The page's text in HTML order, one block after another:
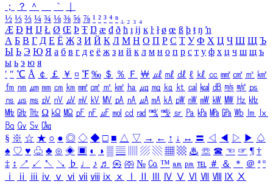
；
？ ＾ ｀
½ ⅓ ⅔ ¼ ¾ ⅛ ⅜ ⅝ ⅞ ¹ ² ³ ⁴ ⁿ ₁ ₂ ₃ ₄
Æ Ð Ħ Ĳ Ł Ø Œ Þ Ŧ Ŋ æ đ ð ħ ı ĳ ĸ ŀ ł ø œ ß þ ŧ ŋ ŉ
А Б В Г Д Е Ё Ж З И Й К Л М Н О П Р С Т У Ф Х Ц Ч Ш Щ Ъ
Ы Ь Э Ю Я а б в г д е ё ж з и й к л м н о п р с т у ф х ц ч ш щ ъ
ы ь э ю я
′ ″ ℃ Å ￠ ￡ ￥ ¤ ℉ ‰ ＄ ％ Ｆ ￦ ㎕ ㎖ ㎗ ℓ ㎘ ㏄ ㎣ ㎤ ㎥ ㎦
㎙ ㎚ ㎛ ㎜ ㎝ ㎞ ㎟ ㎠ ㎡ ㎢ ㏊ ㎍ ㎎ ㎏ ㏏ ㎈ ㎉ ㏈ ㎧ ㎨ ㎰
㎱ ㎲ ㎳ ㎴ ㎵ ㎶ ㎷ ㎸ ㎹ ㎀ ㎁ ㎂ ㎃ ㎄ ㎺ ㎻ ㎽ ㎾ ㎿ ㎐ ㎑
㎒ ㎓ ㎔ Ω ㏀ ㏁ ㎊ ㎋ ㎌ ㏖ ㏅ ㎭ ㎮ ㎯ ㏛ ㎩ ㎪ ㎫ ㎬ ㏝ ㏐
㏓
㏃ ㏉ ㏜ ㏆
§ ※ ☆ ★ ○ ● ◎ ◇ ◆ □ ■ △ ▽ → ← ↑ ↓ ↔ 〓 ◁ ◀ ▷ ▶ ♤
♠ ♡ ♥ ♧ ♣ ⊙ ◈ ▣ ◐ ◑ ▒ ▤ ▨ ▧ ▦ ▩ ♨ ☏ ☎ ☜ ☞ ¶ †
‡ ↕ ↗ ↙ ↖ ↘ ♭ ♩ ♪ ♬ ㉿ ㈜ № ㏇ ™ ㏂ ㏘ ℡ ＃ ＆ ＊ ＠ ª º
ⅰ
ⅱ ⅲ ⅳ ⅴ ⅵ ⅶ ⅷ ⅸ ⅹ Ⅳ Ⅴ Ⅵ Ⅶ Ⅷ Ⅸ Ⅹ